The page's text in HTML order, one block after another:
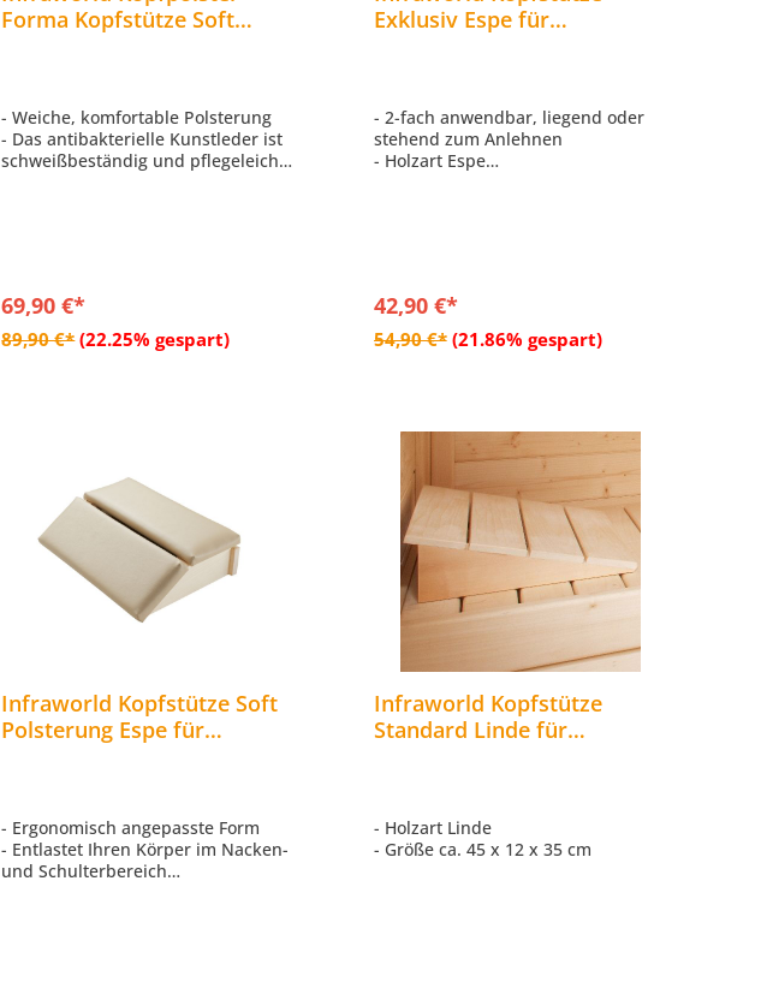
Forma Kopfstütze Soft
- Weiche, komfortable Polsterung
- Das antibakterielle Kunstleder ist
schweißbeständig und pflegeleicht
an der Unterseite verhin- dert, dass
der Kopfpolster verrutscht
69,90 €*
89,90 €* (22.25% gespart)
In den Warenkorb
Exklusiv Espe für
- 2-fach anwendbar, liegend oder
stehend zum Anlehnen
- Holzart Espe
42,90 €*
54,90 €* (21.86% gespart)
In den Warenkorb
Infraworld Kopfstütze Soft
Polsterung Espe für
- Ergonomisch angepasste Form
- Entlastet Ihren Körper im Nacken-
und Schulterbereich
Infraworld Kopfstütze
Standard Linde für
- Holzart Linde
- Größe ca. 45 x 12 x 35 cm